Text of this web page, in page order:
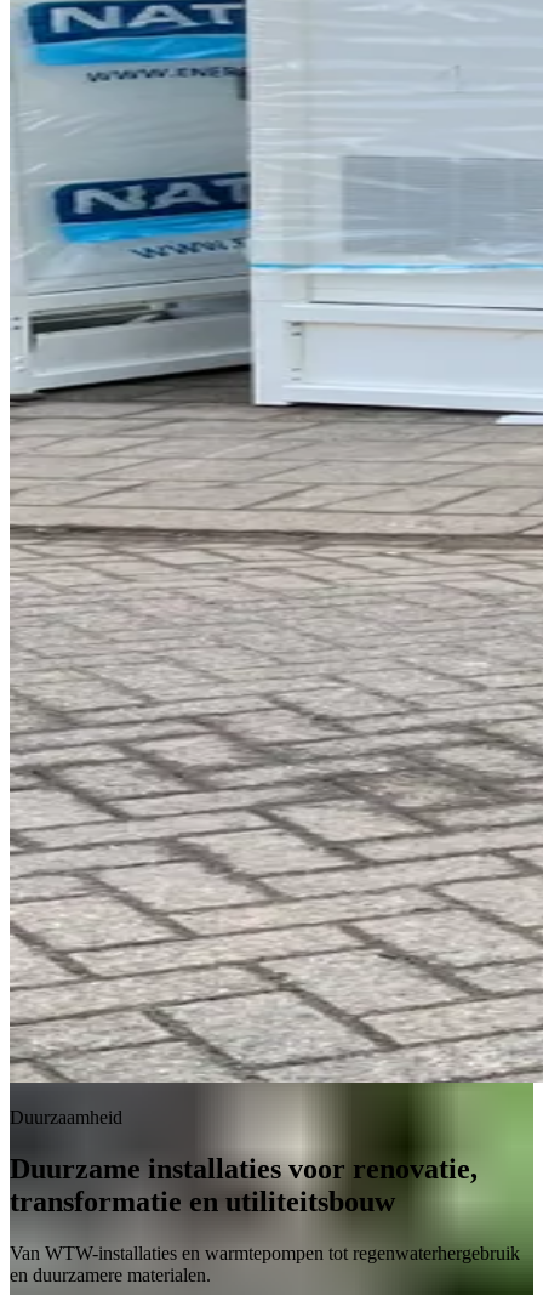
Duurzaamheid
Duurzame installaties voor renovatie,
transformatie en utiliteitsbouw
Van WTW-installaties en warmtepompen tot regenwaterhergebruik
en duurzamere materialen.